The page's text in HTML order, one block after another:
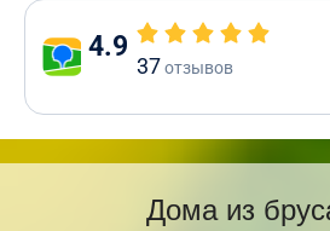
4.9
37отзывов
Дома из